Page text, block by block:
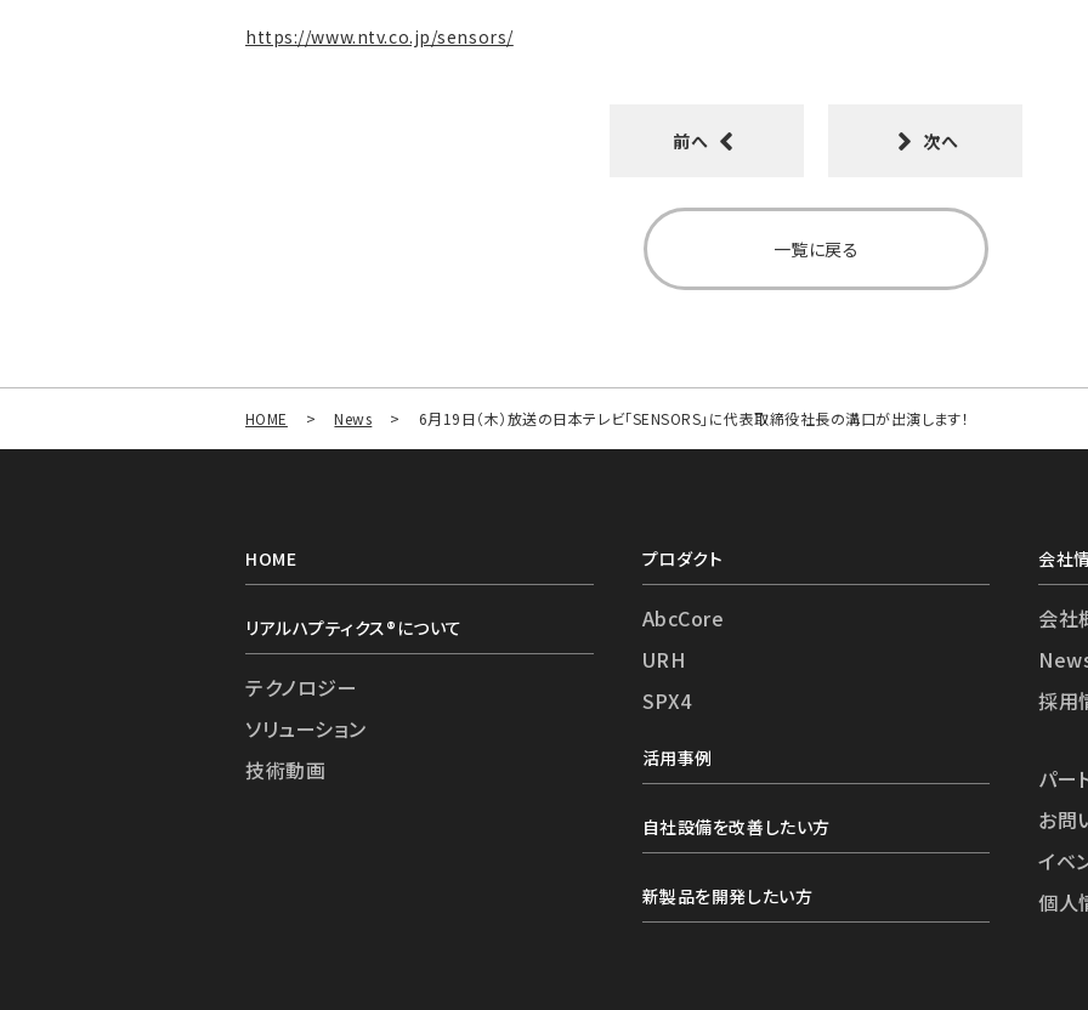
https://www.ntv.co.jp/sensors/
前へ 次へ
一覧に戻る
HOME > News > 6月19日（木）放送の日本テレビ「SENSORS」に代表取締役社長の溝口が出演します！
HOME
リアルハプティクス®︎について
テクノロジー
ソリューション
技術動画
プロダクト
AbcCore
URH
SPX4
活用事例
自社設備を改善したい方
新製品を開発したい方
会社
会社
採用
パー
お問
イベ
個人